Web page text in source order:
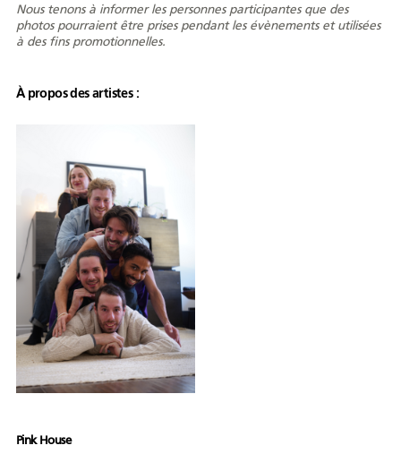
Centre de la
Journée de la
francophonie
Reconnaissance
Nous tenons à informer les personnes participantes que des
photos pourraient être prises pendant les évènements et utilisées
à des fins promotionnelles.
À propos des artistes :
Pink House